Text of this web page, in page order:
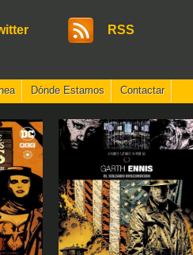
RSS
Dónde Estamos Contactar